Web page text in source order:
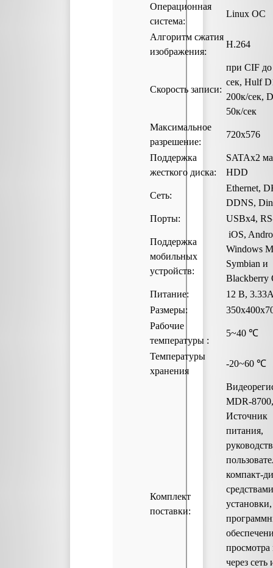
Операционная
система:
Linux ОС
Алгоритм сжатия
изображения:
H.264
Скорость записи:
при CIF
сек, Hulf
200к/сек,
50к/сек
Максимальное
разрешение:
720х576
Поддержка
жесткого диска:
SATAх2
HDD
Сеть:
Ethernet,
DDNS,
Порты:
USBx4,
Поддержка
мобильных
устройств:
iOS,
Windows
Symbian и
Blackberry
Питание:
12 В,
Размеры:
Рабочие
температуры :
5~40
Температуры
хранения
-20~60 ℃
Комплект
поставки:
MDR-8700,
Источник
питания,
компакт-
установки,
просмотра
через сеть